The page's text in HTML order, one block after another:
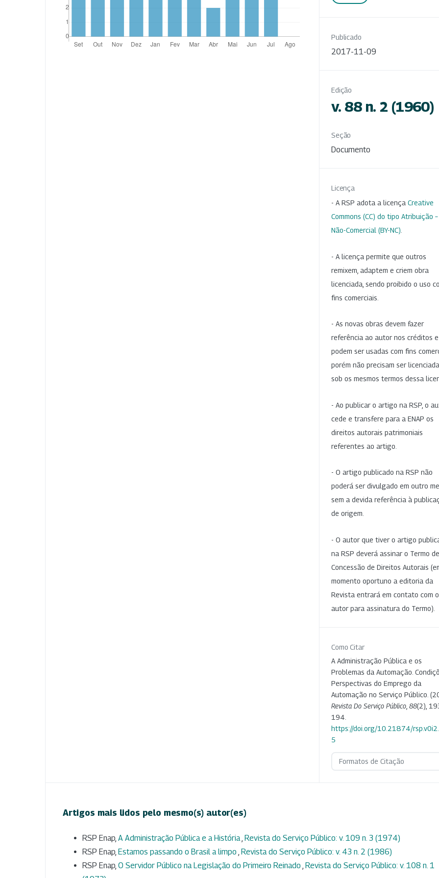
Publicado
2017-11-09
Edição
v. 88 n. 2 (1960)
Seção
Documento
Licença
- A RSP adota a licença Creative
Commons (CC) do tipo Atribuição –
Não-Comercial (BY-NC)
- A licença permite que outros
remixem, adaptem e criem obra
licenciada, sendo proibido o uso
fins comerciais.
- As novas obras devem fazer
referência ao autor nos créditos
podem ser usadas com fins
porém não precisam ser
sob os mesmos termos dessa
- Ao publicar o artigo na RSP, o
cede e transfere para a ENAP os
direitos autorais patrimoniais
referentes ao artigo.
- O artigo publicado na RSP não
poderá ser divulgado em outro
sem a devida referência à
de origem.
- O autor que tiver o artigo
na RSP deverá assinar o Termo de
Concessão de Direitos Autorais
momento oportuno a editoria da
Revista entrará em contato com o
autor para assinatura do Termo).
Como Citar
A Administração Pública e os
Problemas da Automação.
Perspectivas do Emprego da
Automação no Serviço Público.
Revista Do Serviço Público 88(2),
194.
https://doi.org/10.21874/
5
Formatos de Citação
Artigos mais lidos pelo mesmo(s) autor(es)
RSP Enap, A Administração Pública e a História Revista do Serviço Público: v. 109 n. 3 (1974)
RSP Enap, Estamos passando o Brasil a limpo Revista do Serviço Público: v. 43 n. 2 (1986)
RSP Enap, O Servidor Público na Legislação do Primeiro Reinado Revista do Serviço Público: v. 108 n. 1